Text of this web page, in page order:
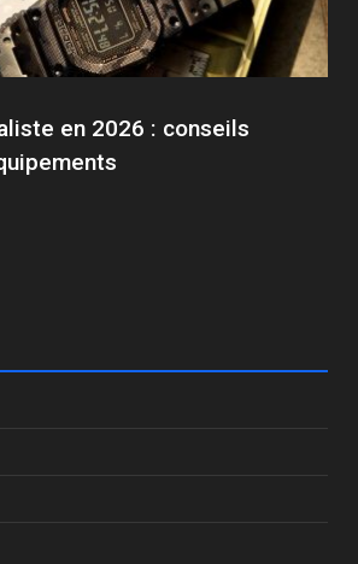
en 2026 : conseils